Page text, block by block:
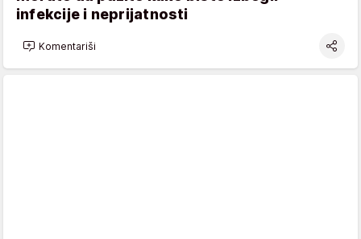
infekcije i neprijatnosti
Komentariši